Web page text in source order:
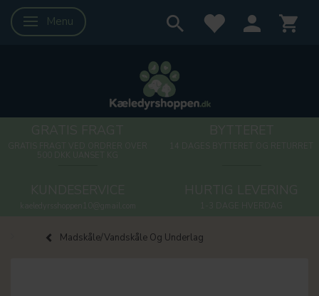
Skifte navigation
Menu
Madskåle/Vandskåle Og Underlag